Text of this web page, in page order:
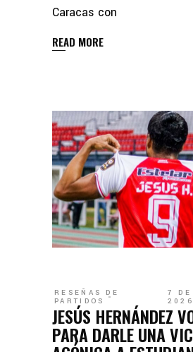
Caracas con
READ MORE
RESEÑAS DE
PARTIDOS
7 DE
2026
JESÚS HERNÁNDEZ
PARA DARLE UNA